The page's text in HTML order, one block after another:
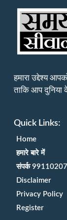
हमारा उद्देश्य
ताकि आप दुनिया
Quick Links:
Home
हमारे बारे में
संपर्क
Disclaimer
Privacy Policy
Register